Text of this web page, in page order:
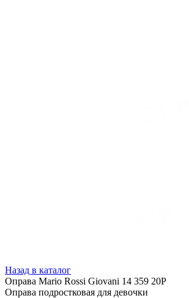
Назад в каталог
Оправа Mario Rossi Giovani 14 359 20P
Оправа подростковая для девочки